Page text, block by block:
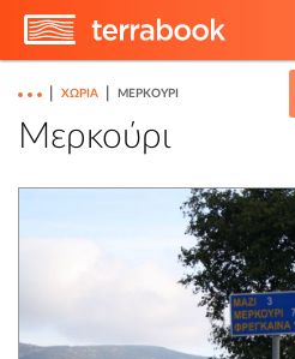
ΧΩΡΙΆ ΜΕΡΚΟΎΡΙ
Μερκούρι